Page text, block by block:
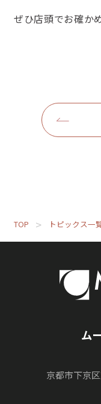
ぜひ店頭でお確か
TOP トピックス一
ム
京都市下京